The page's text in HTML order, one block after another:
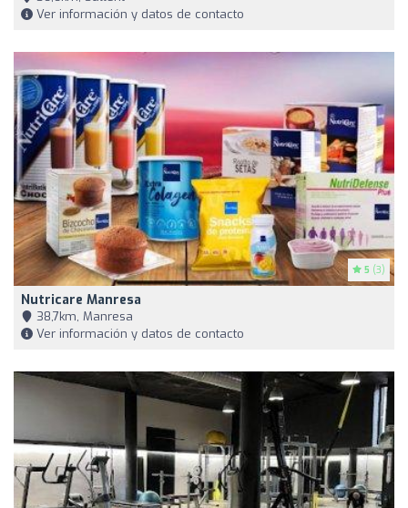
Ver información y datos de contacto
5 (3)
Nutricare Manresa
38,7km, Manresa
Ver información y datos de contacto